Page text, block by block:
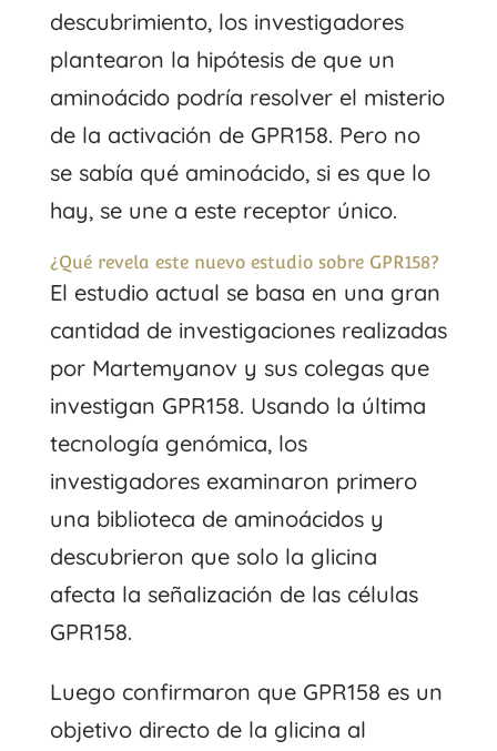
descubrimiento, los investigadores
plantearon la hipótesis de que un
aminoácido podría resolver el misterio
de la activación de GPR158. Pero no
se sabía qué aminoácido, si es que lo
hay, se une a este receptor único.
¿Qué revela este nuevo estudio sobre GPR158?
El estudio actual se basa en una gran
cantidad de investigaciones realizadas
por Martemyanov y sus colegas que
investigan GPR158. Usando la última
tecnología genómica, los
investigadores examinaron primero
una biblioteca de aminoácidos y
descubrieron que solo la glicina
afecta la señalización de las células
GPR158.
Luego confirmaron que GPR158 es un
objetivo directo de la glicina al